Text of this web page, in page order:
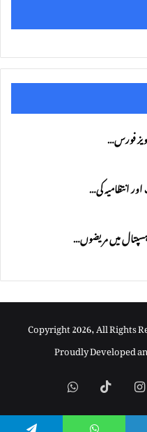
فورس…
انتظامیہ کی…
میں مریضوں…
Copyright 2026, All Rights
Proudly Developed
Instagram
TikTok